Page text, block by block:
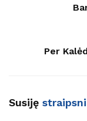
Per
Susiję